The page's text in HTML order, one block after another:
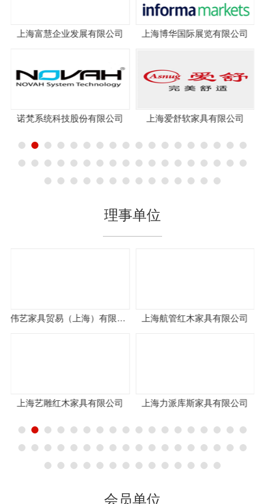
司
上海博华国际展览有限公司
上海爱舒软家具有限公司
上海龙凤床垫有限公司
玛祖铭立
理事单位
伟艺家具贸易（上海）有限公司
具有限公司
上海航管红木家具有限公司
上海力派库斯家具有限公司
上海星泰实业
上海文超家具制
会员单位